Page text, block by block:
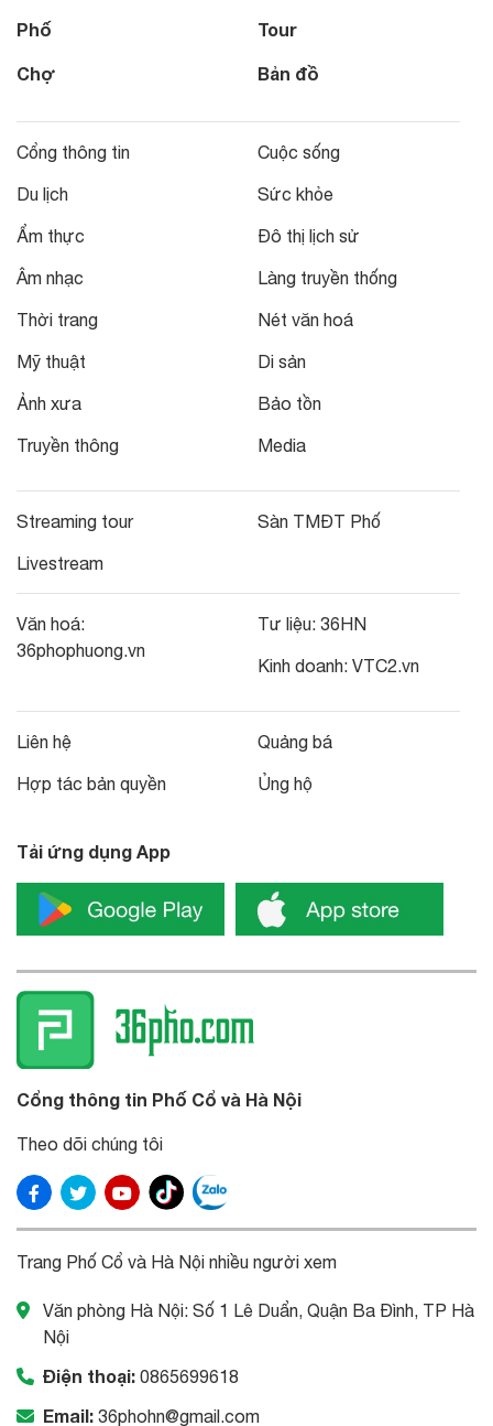
Phố
Chợ
Tour
Bản đồ
Cổng thông tin
Du lịch
Ẩm thực
Âm nhạc
Thời trang
Mỹ thuật
Ảnh xưa
Truyền thông
Cuộc sống
Sức khỏe
Đô thị lịch sử
Làng truyền thống
Nét văn hoá
Di sản
Bảo tồn
Media
Streaming tour
Livestream
Sàn TMĐT Phố
Văn hoá:
36phophuong.vn
Tư liệu: 36HN
Kinh doanh: VTC2.vn
Liên hệ
Hợp tác bản quyền
Quảng bá
Ủng hộ
Tải ứng dụng App
Cổng thông tin Phố Cổ và Hà Nội
Theo dõi chúng tôi
Trang Phố Cổ và Hà Nội nhiều người xem
Văn phòng Hà Nội: Số 1 Lê Duẩn, Quận Ba Đình, TP Hà
Nội
Điện thoại: 0865699618
Email: 36phohn@gmail.com